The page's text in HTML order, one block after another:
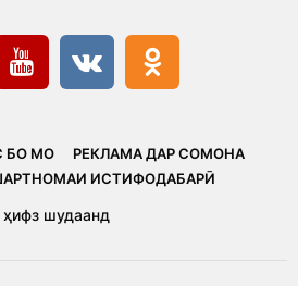
БО МО
РЕКЛАМА ДАР СОМОНА
ИСТИФОДАБАРӢ
шудаанд